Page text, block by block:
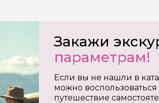
Закажи
параметрам!
Если вы не нашли в
можно
путешествие